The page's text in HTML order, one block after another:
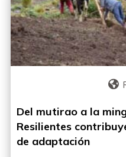
Del mutirao a la
Resilientes
de adaptación